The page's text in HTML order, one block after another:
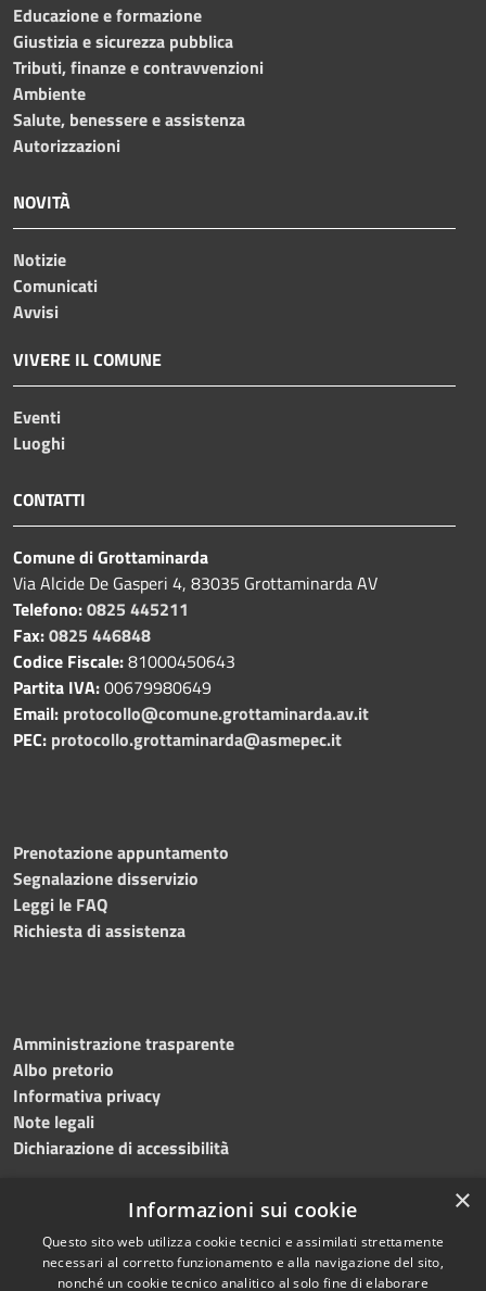
Educazione e formazione
Giustizia e sicurezza pubblica
Tributi, finanze e contravvenzioni
Ambiente
Salute, benessere e assistenza
Autorizzazioni
NOVITÀ
Notizie
Comunicati
Avvisi
VIVERE IL COMUNE
Eventi
Luoghi
CONTATTI
Comune di Grottaminarda
Via Alcide De Gasperi 4, 83035 Grottaminarda AV
Telefono:0825 445211
Fax:0825 446848
Codice Fiscale:81000450643
Partita IVA:00679980649
Email: protocollo@comune.grottaminarda.av.it
PEC: protocollo.grottaminarda@asmepec.it
Prenotazione appuntamento
Segnalazione disservizio
Leggi le FAQ
Richiesta di assistenza
Amministrazione trasparente
Albo pretorio
Informativa privacy
Note legali
Dichiarazione di accessibilità
RSS
Accessibilità
Copyright © 2024 •
Comune diGrottaminarda
×
Informazioni sui cookie
Questo sito web utilizza cookie tecnici e assimilati strettamente
necessari al corretto funzionamento e alla navigazione del sito,
nonché un cookie tecnico analitico al solo fine di elaborare